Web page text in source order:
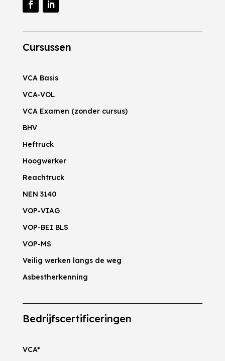
Cursussen
VCA Basis
VCA-VOL
VCA Examen (zonder cursus)
BHV
Heftruck
Hoogwerker
Reachtruck
NEN 3140
VOP-VIAG
VOP-BEI BLS
VOP-MS
Veilig werken langs de weg
Asbestherkenning
Bedrijfscertificeringen
VCA*